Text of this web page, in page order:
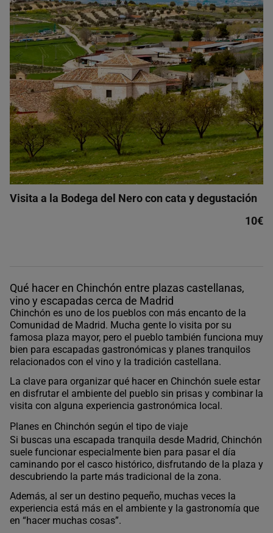
Visita a la Bodega del Nero con cata y degustación
10€
Qué hacer en Chinchón entre plazas castellanas,
vino y escapadas cerca de Madrid
Chinchón es uno de los pueblos con más encanto de la
Comunidad de Madrid. Mucha gente lo visita por su
famosa plaza mayor, pero el pueblo también funciona muy
bien para escapadas gastronómicas y planes tranquilos
relacionados con el vino y la tradición castellana.
La clave para organizar qué hacer en Chinchón suele estar
en disfrutar el ambiente del pueblo sin prisas y combinar la
visita con alguna experiencia gastronómica local.
Planes en Chinchón según el tipo de viaje
Si buscas una escapada tranquila desde Madrid, Chinchón
suele funcionar especialmente bien para pasar el día
caminando por el casco histórico, disfrutando de la plaza y
descubriendo la parte más tradicional de la zona.
Además, al ser un destino pequeño, muchas veces la
experiencia está más en el ambiente y la gastronomía que
en “hacer muchas cosas”.